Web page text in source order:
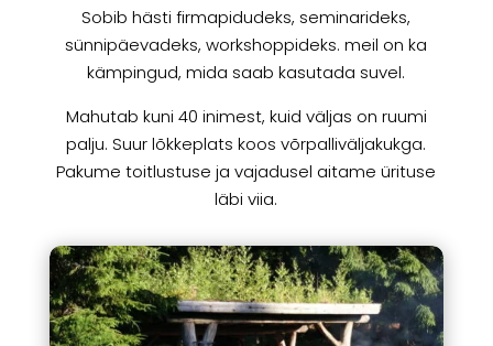
Sobib hästi firmapidudeks, seminarideks,
sünnipäevadeks, workshoppideks. meil on ka
kämpingud, mida saab kasutada suvel.
Mahutab kuni 40 inimest, kuid väljas on ruumi
palju. Suur lõkkeplats koos võrpalliväljakukga.
Pakume toitlustuse ja vajadusel aitame ürituse
läbi viia.